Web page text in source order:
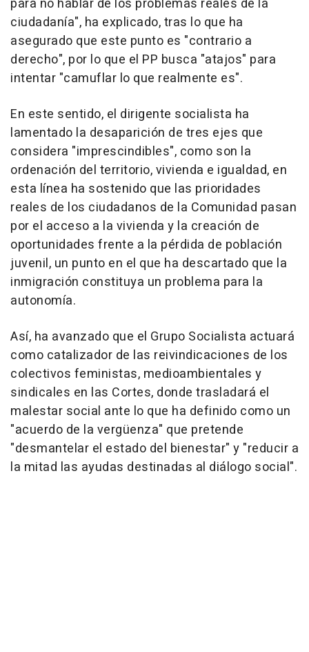
ciudadanía", ha explicado, tras lo que ha
asegurado que este punto es "contrario a
derecho", por lo que el PP busca "atajos" para
intentar "camuflar lo que realmente es".
En este sentido, el dirigente socialista ha
lamentado la desaparición de tres ejes que
considera "imprescindibles", como son la
ordenación del territorio, vivienda e igualdad, en
esta línea ha sostenido que las prioridades
reales de los ciudadanos de la Comunidad pasan
por el acceso a la vivienda y la creación de
oportunidades frente a la pérdida de población
juvenil, un punto en el que ha descartado que la
inmigración constituya un problema para la
autonomía.
Así, ha avanzado que el Grupo Socialista actuará
como catalizador de las reivindicaciones de los
colectivos feministas, medioambientales y
sindicales en las Cortes, donde trasladará el
malestar social ante lo que ha definido como un
"acuerdo de la vergüenza" que pretende
"desmantelar el estado del bienestar" y "reducir a
la mitad las ayudas destinadas al diálogo social".